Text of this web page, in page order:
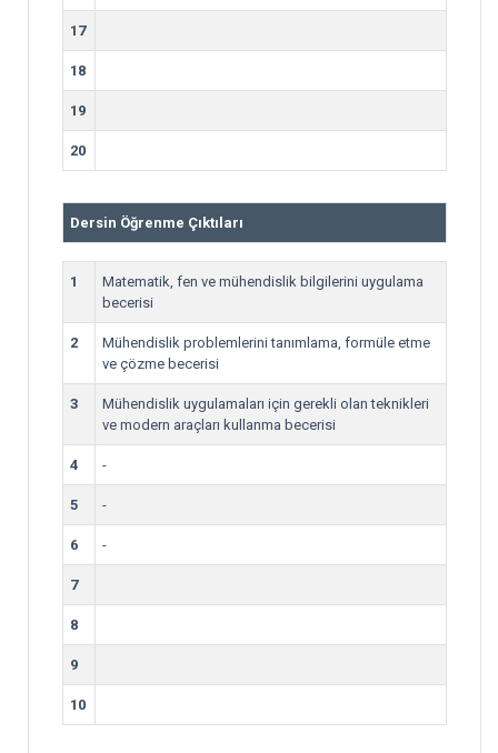
17
18
19
20
Dersin Öğrenme Çıktıları
1
Matematik, fen ve mühendislik bilgilerini uygulama
becerisi
2
Mühendislik problemlerini tanımlama, formüle etme
ve çözme becerisi
3
Mühendislik uygulamaları için gerekli olan teknikleri
ve modern araçları kullanma becerisi
4 -
5 -
6 -
7
8
9
10